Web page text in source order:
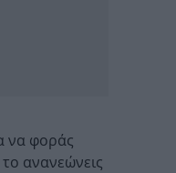
να φοράς
ανανεώνεις